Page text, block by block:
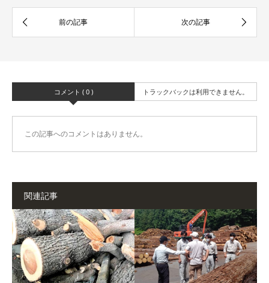
コメント ( 0 ) トラックバックは利用できません。
この記事へのコメントはありません。
関連記事